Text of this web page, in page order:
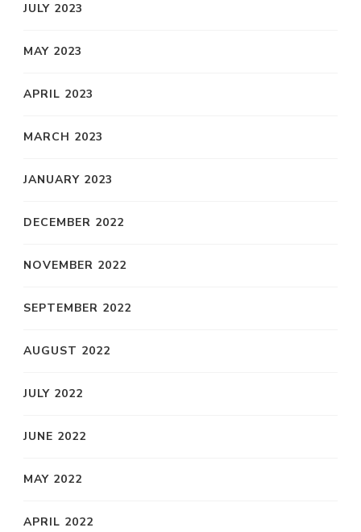
JULY 2023
MAY 2023
APRIL 2023
MARCH 2023
JANUARY 2023
DECEMBER 2022
NOVEMBER 2022
SEPTEMBER 2022
AUGUST 2022
JULY 2022
JUNE 2022
MAY 2022
APRIL 2022